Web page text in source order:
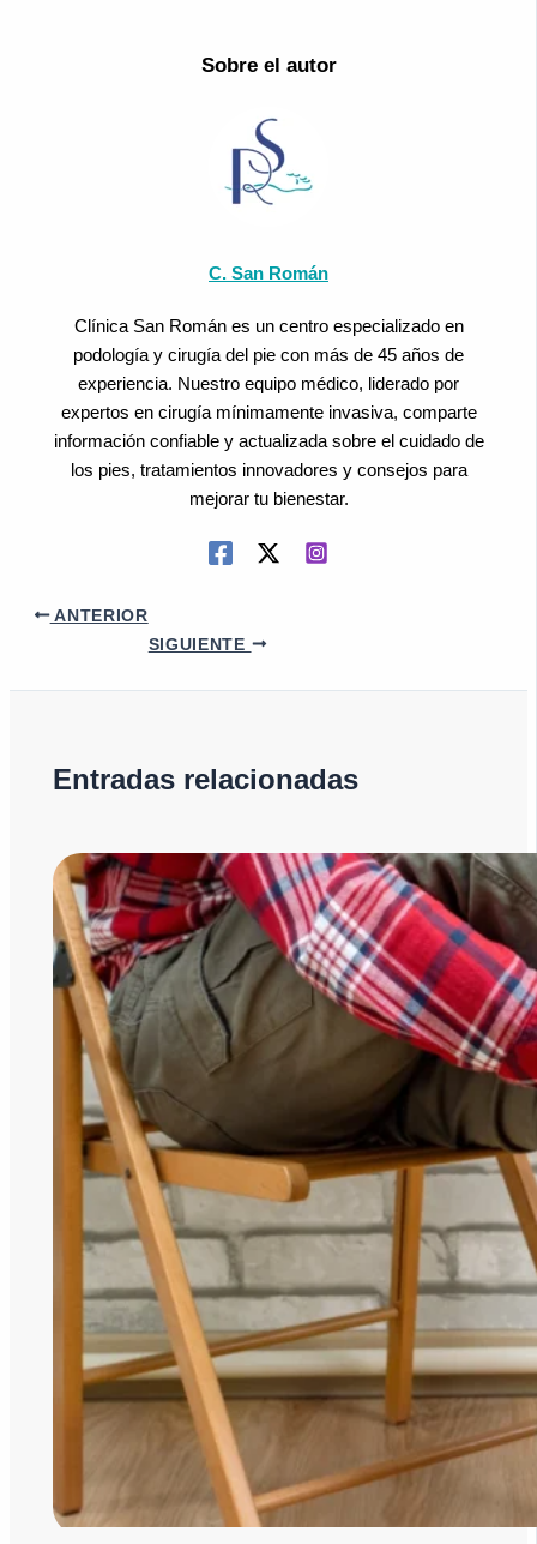
Sobre el autor
C. San Román
Clínica San Román es un centro especializado en
podología y cirugía del pie con más de 45 años de
experiencia. Nuestro equipo médico, liderado por
expertos en cirugía mínimamente invasiva, comparte
información confiable y actualizada sobre el cuidado de
los pies, tratamientos innovadores y consejos para
mejorar tu bienestar.
ANTERIOR
SIGUIENTE
Entradas relacionadas